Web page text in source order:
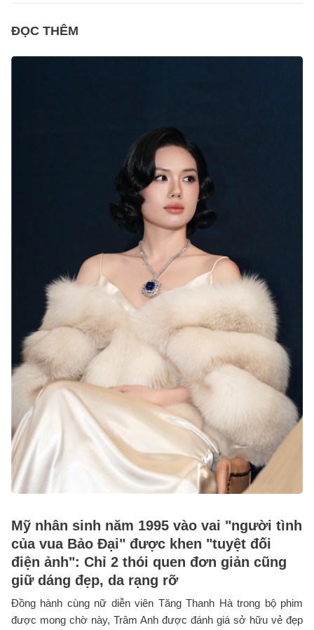
ĐỌC THÊM
Mỹ nhân sinh năm 1995 vào vai "người tình
của vua Bảo Đại" được khen "tuyệt đối
điện ảnh": Chỉ 2 thói quen đơn giản cũng
giữ dáng đẹp, da rạng rỡ
Đồng hành cùng nữ diễn viên Tăng Thanh Hà trong bộ phim
được mong chờ này, Trâm Anh được đánh giá sở hữu vẻ đẹp